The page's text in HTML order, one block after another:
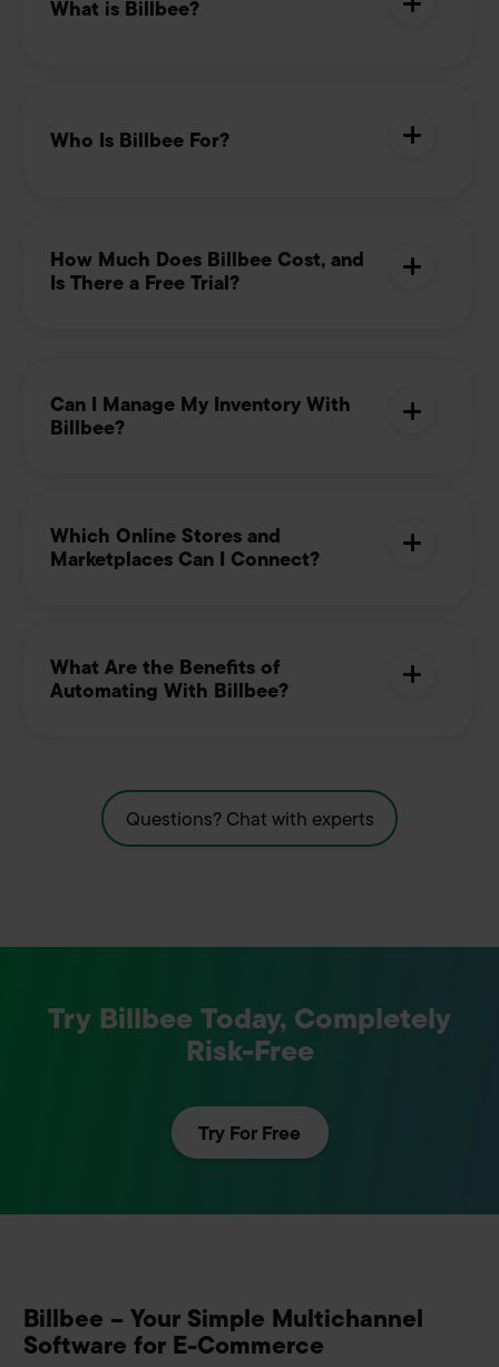
What is Billbee?
Who Is Billbee For?
How Much Does Billbee Cost, and
Is There a Free Trial?
Can I Manage My Inventory With
Billbee?
Which Online Stores and
Marketplaces Can I Connect?
What Are the Benefits of
Automating With Billbee?
Questions? Chat with experts
Try Billbee Today, Completely
Risk-Free
Try For Free
Billbee – Your Simple Multichannel
Software for E-Commerce